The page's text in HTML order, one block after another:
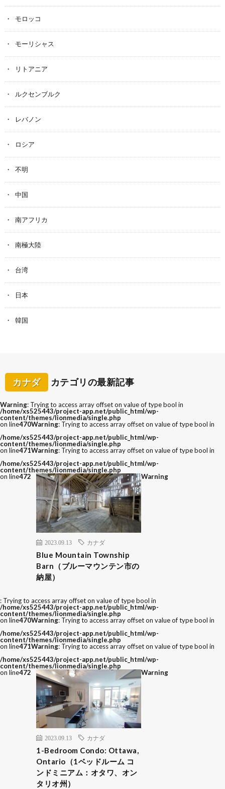
モロッコ
モーリシャス
リトアニア
ルクセンブルク
レバノン
ロシア
不明
中国
南アフリカ
南極大陸
台湾
日本
韓国
カナダ カテゴリの最新記事
Warning: Trying to access array offset on value of type bool in
/home/xs525443/project-app.net/public_html/wp-
content/themes/lionmedia/single.php
on line470Warning: Trying to access array offset on value of type bool in
/home/xs525443/project-app.net/public_html/wp-
content/themes/lionmedia/single.php
on line471Warning: Trying to access array offset on value of type bool in
/home/xs525443/project-app.net/public_html/wp-
content/themes/lionmedia/single.php
on line472
2023.09.13 カナダ
Blue Mountain Township
Barn（ブルーマウンテン市の
納屋）
Warning
: Trying to access array offset on value of type bool in
/home/xs525443/project-app.net/public_html/wp-
content/themes/lionmedia/single.php
on line470Warning: Trying to access array offset on value of type bool in
/home/xs525443/project-app.net/public_html/wp-
content/themes/lionmedia/single.php
on line471Warning: Trying to access array offset on value of type bool in
/home/xs525443/project-app.net/public_html/wp-
content/themes/lionmedia/single.php
on line472
2023.09.13 カナダ
1-Bedroom Condo: Ottawa,
Ontario（1ベッドルーム コ
ンドミニアム：オタワ、オン
タリオ州）
Warning